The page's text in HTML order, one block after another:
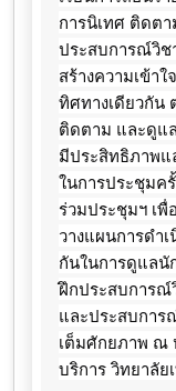
การนิเทศ ติดต
ประสบการณ์วิช
สร้างความเข้า
ทิศทางเดียวกัน
ติดตาม และดูแ
มีประสิทธิภาพแ
ในการประชุมค
ร่วมประชุมฯ เ
วางแผนการดำ
กันในการดูแลนั
ฝึกประสบการณ์
และประสบการ
เต็มศักยภาพ ณ
บริการ วิทยาลัย